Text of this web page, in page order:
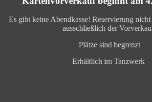
Es gibt keine Abendkasse! Reservierung
ausschließlich der
Plätze sind begrenzt
Erhältlich im Tanzwerk